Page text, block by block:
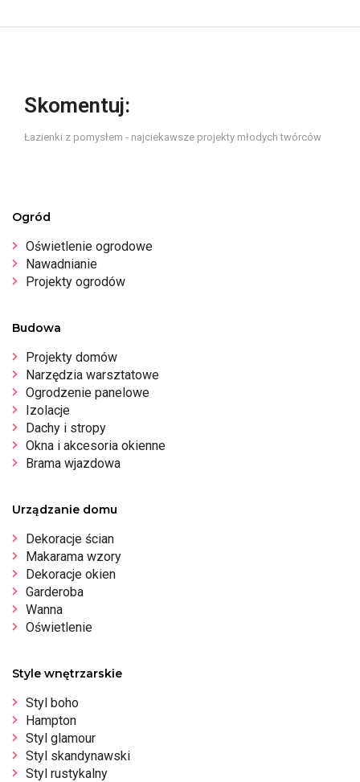
Skomentuj:
Łazienki z pomysłem - najciekawsze projekty młodych twórców
Ogród
Oświetlenie ogrodowe
Nawadnianie
Projekty ogrodów
Budowa
Projekty domów
Narzędzia warsztatowe
Ogrodzenie panelowe
Izolacje
Dachy i stropy
Okna i akcesoria okienne
Brama wjazdowa
Urządzanie domu
Dekoracje ścian
Makarama wzory
Dekoracje okien
Garderoba
Wanna
Oświetlenie
Style wnętrzarskie
Styl boho
Hampton
Styl glamour
Styl skandynawski
Styl rustykalny